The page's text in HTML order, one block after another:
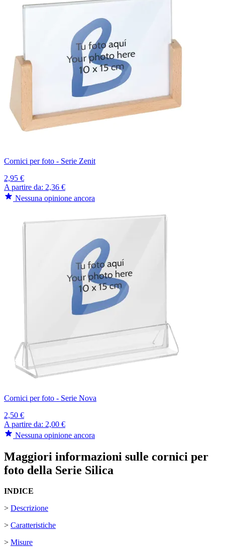
Cornici per foto - Serie Zenit
2,95 €
A partire da: 2,36 €
Nessuna opinione ancora
Cornici per foto - Serie Nova
2,50 €
A partire da: 2,00 €
Nessuna opinione ancora
Maggiori informazioni sulle cornici per
foto della Serie Silica
INDICE
> Descrizione
> Caratteristiche
> Misure